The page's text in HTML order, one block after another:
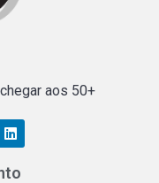
aos 50+